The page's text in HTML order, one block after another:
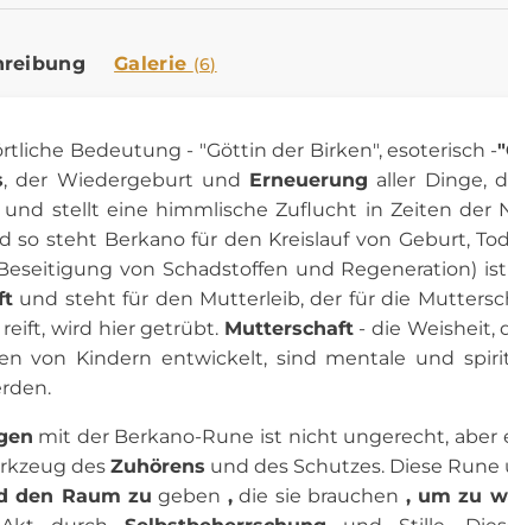
Galerie (6)
Bedeutung - "Göttin der Birken", esoterisch -
, der Wiedergeburt und Erneuerung aller Dinge,
und stellt eine himmlische Zuflucht in Zeiten der
so steht Berkano für den Kreislauf von Geburt,
von Schadstoffen und Regeneration)
und steht für den Mutterleib, der für die
reift, wird hier getrübt. Mutterschaft- die Weisheit,
von Kindern entwickelt, sind mentale und
mit der Berkano-Rune ist nicht ungerecht, aber
des Zuhörens und des Schutzes. Diese
den Raum zu geben ,die sie brauchen , um zu